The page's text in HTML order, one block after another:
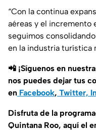
“Con la continua
aéreas y el incremento
seguimos
en la industria turística
📲 ¡Síguenos en
nos puedes dejar tus
en Facebook, Twitter,
Disfruta de la
Quintana Roo, aquí el